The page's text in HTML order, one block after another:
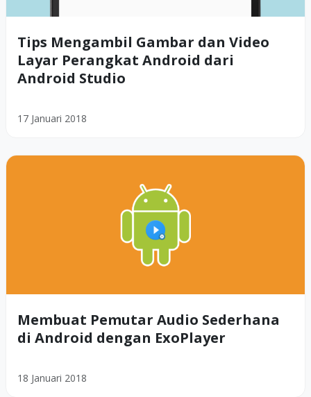
Tips Mengambil Gambar dan Video
Layar Perangkat Android dari
Android Studio
17 Januari 2018
Membuat Pemutar Audio Sederhana
di Android dengan ExoPlayer
18 Januari 2018